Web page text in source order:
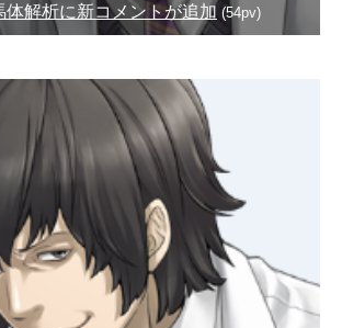
体解析に新コメントが追加 (54pv)